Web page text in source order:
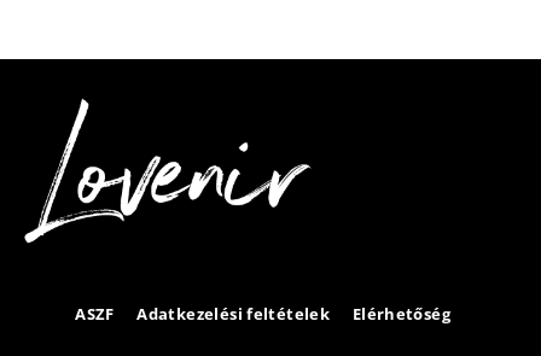
ASZF Adatkezelési feltételek Elérhetőség